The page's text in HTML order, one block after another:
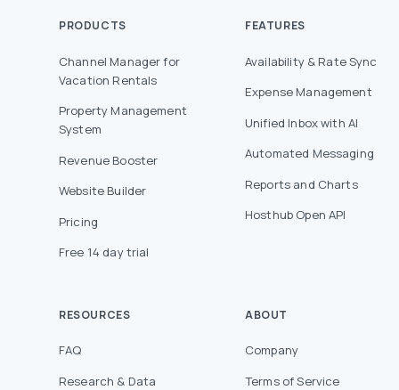
PRODUCTS
Channel Manager for
Vacation Rentals
Property Management
System
Revenue Booster
Website Builder
Pricing
Free 14 day trial
FEATURES
Availability & Rate Sync
Expense Management
Unified Inbox with AI
Automated Messaging
Reports and Charts
Hosthub Open API
RESOURCES
FAQ
Research & Data
ABOUT
Company
Terms of Service